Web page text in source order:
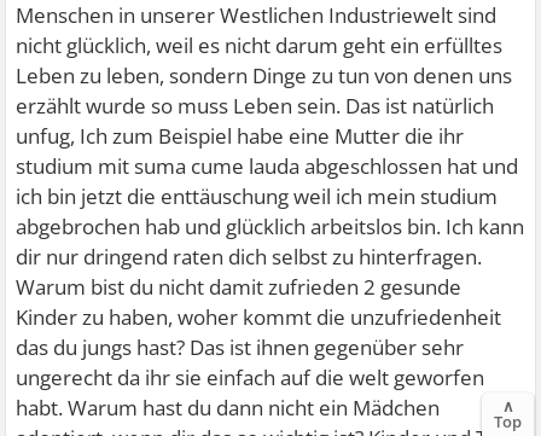
Menschen in unserer Westlichen Industriewelt sind
nicht glücklich, weil es nicht darum geht ein erfülltes
Leben zu leben, sondern Dinge zu tun von denen uns
erzählt wurde so muss Leben sein. Das ist natürlich
unfug, Ich zum Beispiel habe eine Mutter die ihr
studium mit suma cume lauda abgeschlossen hat und
ich bin jetzt die enttäuschung weil ich mein studium
abgebrochen hab und glücklich arbeitslos bin. Ich kann
dir nur dringend raten dich selbst zu hinterfragen.
Warum bist du nicht damit zufrieden 2 gesunde
Kinder zu haben, woher kommt die unzufriedenheit
das du jungs hast? Das ist ihnen gegenüber sehr
ungerecht da ihr sie einfach auf die welt geworfen
habt. Warum hast du dann nicht ein Mädchen
∧
Top